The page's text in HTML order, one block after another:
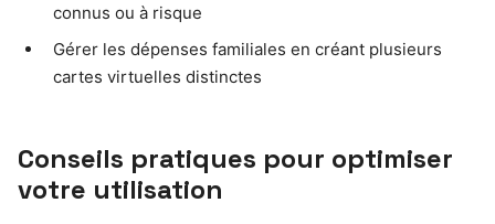
connus ou à risque
Gérer les dépenses familiales en créant plusieurs
cartes virtuelles distinctes
Conseils pratiques pour optimiser
votre utilisation